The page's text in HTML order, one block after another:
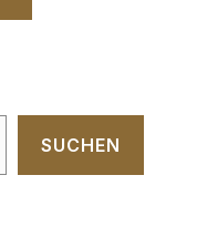
SUCHEN